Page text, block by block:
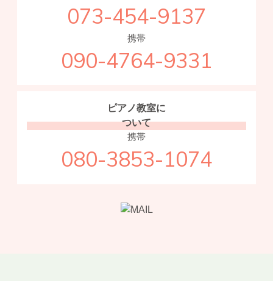
073-454-9137
携帯
090-4764-9331
ピアノ教室に
ついて
携帯
080-3853-1074